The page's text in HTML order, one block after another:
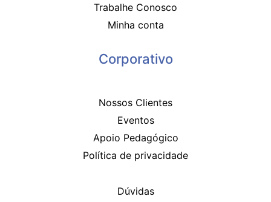
Trabalhe Conosco
Minha conta
Corporativo
Nossos Clientes
Eventos
Apoio Pedagógico
Política de privacidade
Dúvidas